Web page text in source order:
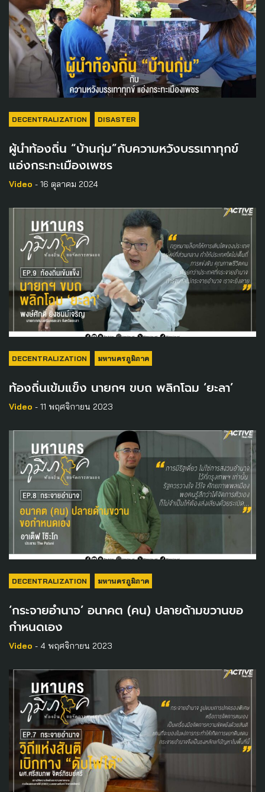
DECENTRALIZATION DISASTER
ผู้นำท้องถิ่น “บ้านกุ่ม”กับความหวังบรรเทาทุกข์
แอ่งกระทะเมืองเพชร
Video - 16 ตุลาคม 2024
DECENTRALIZATION มหานครภูมิภาค
ท้องถิ่นเข้มแข็ง นายกฯ ขบถ พลิกโฉม ‘ยะลา’
Video - 11 พฤศจิกายน 2023
DECENTRALIZATION มหานครภูมิภาค
‘กระจายอำนาจ’ อนาคต (คน) ปลายด้ามขวานขอ
กำหนดเอง
Video - 4 พฤศจิกายน 2023